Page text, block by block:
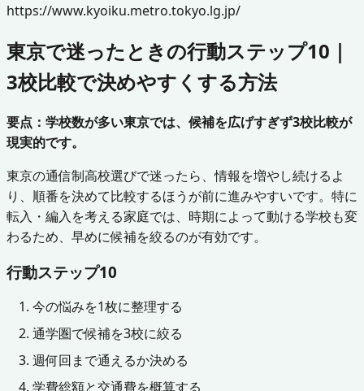
https://www.kyoiku.metro.tokyo.lg.jp/
東京で迷ったときの行動ステップ10｜
3校比較で決めやすくする方法
要点：学校数が多い東京では、候補を広げすぎず3校比較が
現実的です。
東京の通信制高校選びで迷ったら、情報を増やし続けるよ
り、順番を決めて比較するほうが前に進みやすいです。特に
転入・編入を考える家庭では、時期によって動ける学校も変
わるため、早めに候補を絞るのが有効です。
行動ステップ10
今の悩みを1枚に整理する
通学圏で候補を3校に絞る
週何回まで通えるか決める
学費総額と交通費を概算する